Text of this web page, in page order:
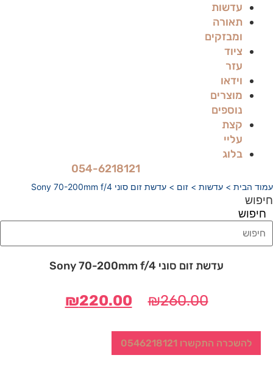
עדשות
תאורה
ומבזקים
ציוד
עזר
וידאו
מוצרים
נוספים
קצת
עליי
בלוג
054-6218121
עמוד הבית > עדשות > זום > עדשת זום סוני Sony 70-200mm f/4
חיפוש
חיפוש
עדשת זום סוני Sony 70-200mm f/4
₪260.00
המחיר
היה:
₪260.00.
₪220.00
להשכרה התקשרו 0546218121